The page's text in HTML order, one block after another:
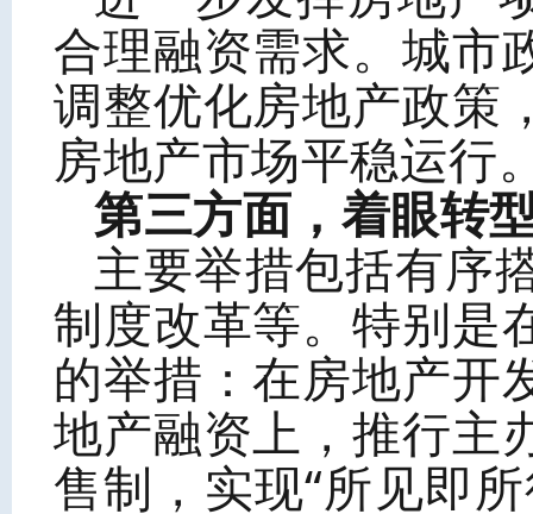
合理融资需求。城市
调整优化房地产政策
房地产市场平稳运行
第三方面，着眼转
主要举措包括有序
制度改革等。特别是
的举措：在房地产开
地产融资上，推行主
售制，实现“所见即